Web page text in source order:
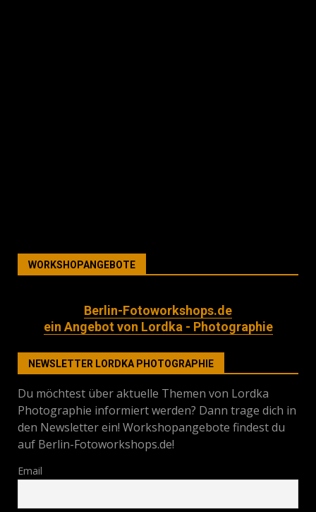
WORKSHOPANGEBOTE
Berlin-Fotoworkshops.de
ein Angebot von Lordka - Photographie
NEWSLETTER LORDKA PHOTOGRAPHIE
Du möchtest über aktuelle Themen von Lordka
Photographie informiert werden? Dann trage dich in
den Newsletter ein! Workshopangebote findest du
auf Berlin-Fotoworkshops.de!
Email